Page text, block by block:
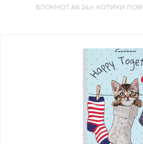
БЛОКНОТ А6 24л. КОТИКИ